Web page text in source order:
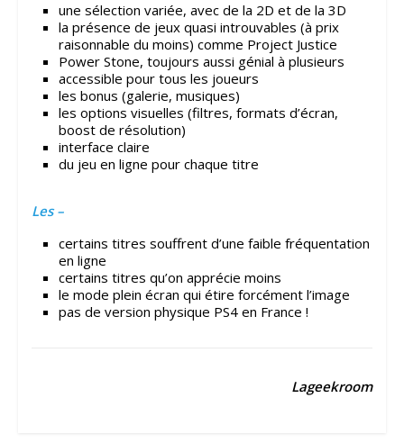
une sélection variée, avec de la 2D et de la 3D
la présence de jeux quasi introuvables (à prix
raisonnable du moins) comme Project Justice
Power Stone, toujours aussi génial à plusieurs
accessible pour tous les joueurs
les bonus (galerie, musiques)
les options visuelles (filtres, formats d’écran,
boost de résolution)
interface claire
du jeu en ligne pour chaque titre
Les –
certains titres souffrent d’une faible fréquentation
en ligne
certains titres qu’on apprécie moins
le mode plein écran qui étire forcément l’image
pas de version physique PS4 en France !
Lageekroom